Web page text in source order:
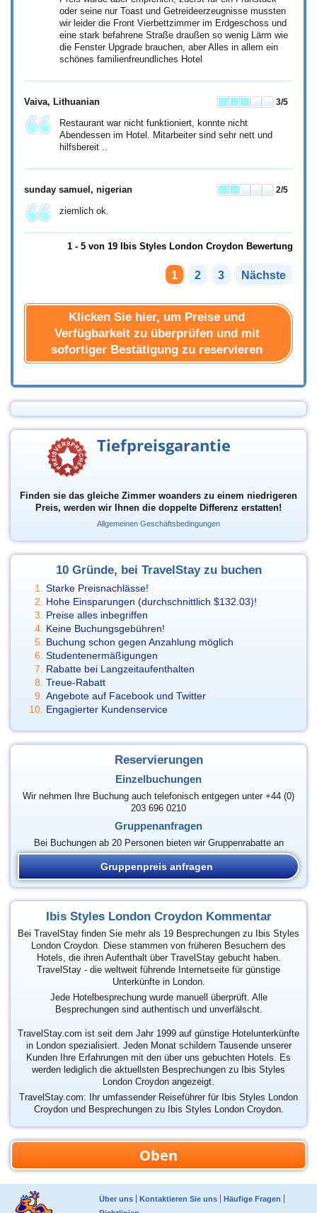
oder seine nur Toast und Getreideerzeugnisse mussten
wir leider die Front Vierbettzimmer im Erdgeschoss und
eine stark befahrene Straße draußen so wenig Lärm wie
die Fenster Upgrade brauchen, aber Alles in allem ein
schönes familienfreundliches Hotel
Vaiva, Lithuanian 3/5
Restaurant war nicht funktioniert, konnte nicht
Abendessen im Hotel. Mitarbeiter sind sehr nett und
hilfsbereit ..
sunday samuel , nigerian 2/5
ziemlich ok.
1 - 5 von 19 Ibis Styles London Croydon Bewertung
1 2 3 Nächste
Klicken Sie hier, um Preise und
Verfügbarkeit zu überprüfen und mit
sofortiger Bestätigung zu reservieren
Tiefpreisgarantie
Finden sie das gleiche Zimmer woanders zu einem niedrigeren
Preis, werden wir Ihnen die doppelte Differenz erstatten!
Allgemeinen Geschäftsbedingungen
10 Gründe, bei TravelStay zu buchen
Starke Preisnachlässe!
Hohe Einsparungen (durchschnittlich $132.03)!
Preise alles inbegriffen
Keine Buchungsgebühren!
Buchung schon gegen Anzahlung möglich
Studentenermäßigungen
Rabatte bei Langzeitaufenthalten
Treue-Rabatt
Angebote auf Facebook und Twitter
Engagierter Kundenservice
Reservierungen
Einzelbuchungen
Wir nehmen Ihre Buchung auch telefonisch entgegen unter +44 (0)
203 696 0210
Gruppenanfragen
Bei Buchungen ab 20 Personen bieten wir Gruppenrabatte an
Gruppenpreis anfragen
Ibis Styles London Croydon Kommentar
Bei TravelStay finden Sie mehr als 19 Besprechungen zu Ibis Styles
London Croydon. Diese stammen von früheren Besuchern des
Hotels, die ihren Aufenthalt über TravelStay gebucht haben.
TravelStay - die weltweit führende Internetseite für günstige
Unterkünfte in London.
Jede Hotelbesprechung wurde manuell überprüft. Alle
Besprechungen sind authentisch und unverfälscht.
TravelStay.com ist seit dem Jahr 1999 auf günstige Hotelunterkünfte
in London spezialisiert. Jeden Monat schildern Tausende unserer
Kunden Ihre Erfahrungen mit den über uns gebuchten Hotels. Es
werden lediglich die aktuellsten Besprechungen zu Ibis Styles
London Croydon angezeigt.
TravelStay.com: Ihr umfassender Reiseführer für Ibis Styles London
Croydon und Besprechungen zu Ibis Styles London Croydon.
Oben
Über uns Kontaktieren Sie uns
Häufige Fragen